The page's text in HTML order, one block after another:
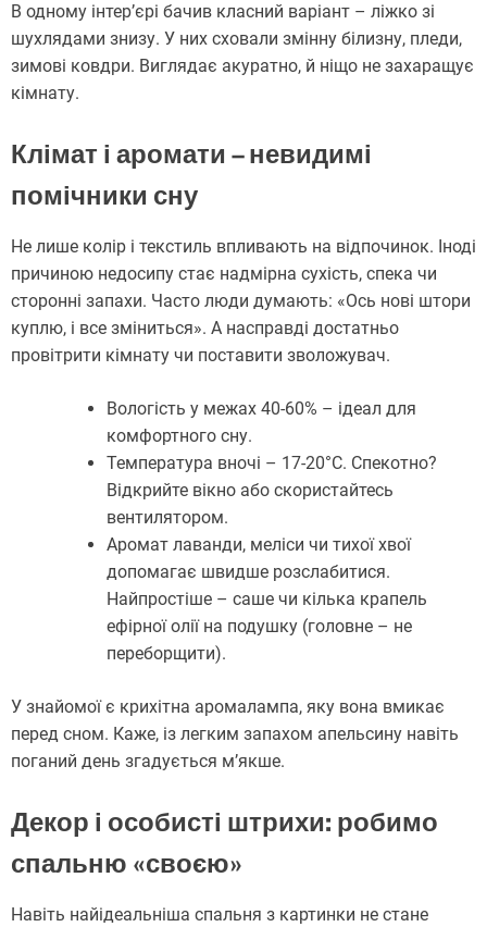
В одному інтер’єрі бачив класний варіант – ліжко зі
шухлядами знизу. У них сховали змінну білизну, пледи,
зимові ковдри. Виглядає акуратно, й ніщо не захаращує
кімнату.
Клімат і аромати – невидимі
помічники сну
Не лише колір і текстиль впливають на відпочинок. Іноді
причиною недосипу стає надмірна сухість, спека чи
сторонні запахи. Часто люди думають: «Ось нові штори
куплю, і все зміниться». А насправді достатньо
провітрити кімнату чи поставити зволожувач.
Вологість у межах 40-60% – ідеал для
комфортного сну.
Температура вночі – 17-20°C. Спекотно?
Відкрийте вікно або скористайтесь
вентилятором.
Аромат лаванди, меліси чи тихої хвої
допомагає швидше розслабитися.
Найпростіше – саше чи кілька крапель
ефірної олії на подушку (головне – не
переборщити).
У знайомої є крихітна аромалампа, яку вона вмикає
перед сном. Каже, із легким запахом апельсину навіть
поганий день згадується м’якше.
Декор і особисті штрихи: робимо
спальню «своєю»
Навіть найідеальніша спальня з картинки не стане